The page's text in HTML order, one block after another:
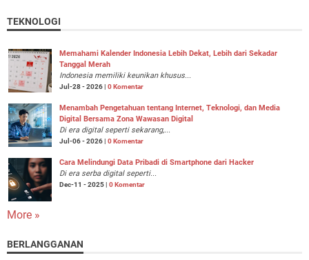
TEKNOLOGI
Memahami Kalender Indonesia Lebih Dekat, Lebih dari Sekadar
Tanggal Merah
Indonesia memiliki keunikan khusus...
Jul-28 - 2026 | 0 Komentar
Menambah Pengetahuan tentang Internet, Teknologi, dan Media
Digital Bersama Zona Wawasan Digital
Di era digital seperti sekarang,...
Jul-06 - 2026 | 0 Komentar
Cara Melindungi Data Pribadi di Smartphone dari Hacker
Di era serba digital seperti...
Dec-11 - 2025 | 0 Komentar
More »
BERLANGGANAN